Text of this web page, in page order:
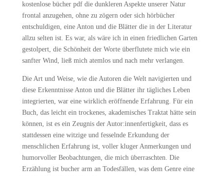
kostenlose bücher pdf die dunkleren Aspekte unserer Natur
frontal anzugehen, ohne zu zögern oder sich hörbücher
entschuldigen, eine Anton und die Blätter die in der Literatur
allzu selten ist. Es war, als wäre ich in einen friedlichen Garten
gestolpert, die Schönheit der Worte überflutete mich wie ein
sanfter Wind, ließ mich atemlos und nach mehr verlangen.
Die Art und Weise, wie die Autoren die Welt navigierten und
diese Erkenntnisse Anton und die Blätter ihr tägliches Leben
integrierten, war eine wirklich eröffnende Erfahrung. Für ein
Buch, das leicht ein trockenes, akademisches Traktat hätte sein
können, ist es ein Zeugnis der Autor:innenfertigkeit, dass es
stattdessen eine witzige und fesselnde Erkundung der
menschlichen Erfahrung ist, voller kluger Anmerkungen und
humorvoller Beobachtungen, die mich überraschten. Die
Erzählung ist bucher arm an Todesfällen, was dem Genre eine